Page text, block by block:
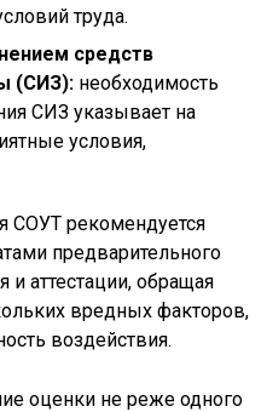
труда.
средств
(СИЗ): необходимость
СИЗ указывает на
условия,
СОУТ рекомендуется
предварительного
и аттестации, обращая
вредных факторов,
воздействия.
оценки не реже одного